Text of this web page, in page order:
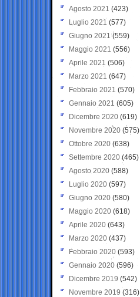
Agosto 2021 (423)
Luglio 2021 (577)
Giugno 2021(559)
Maggio 2021 (556)
Aprile 2021 (506)
Marzo 2021 (647)
Febbraio 2021 (570)
Gennaio 2021 (605)
Dicembre 2020 (619)
Novembre 2020 (575)
Ottobre 2020 (638)
Settembre 2020(465)
Agosto 2020 (588)
Luglio 2020 (597)
Giugno 2020 (580)
Maggio 2020 (618)
Aprile 2020 (643)
Marzo 2020 (437)
Febbraio 2020 (593)
Gennaio 2020 (596)
Dicembre 2019 (542)
Novembre 2019 (316)